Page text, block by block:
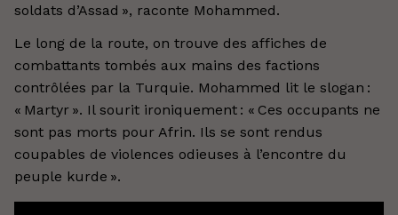
soldats d’Assad », raconte Mohammed.
Le long de la route, on trouve des affiches de
combattants tombés aux mains des factions
contrôlées par la Turquie. Mohammed lit le slogan :
« Martyr ». Il sourit ironiquement : « Ces occupants ne
sont pas morts pour Afrin. Ils se sont rendus
coupables de violences odieuses à l’encontre du
peuple kurde ».